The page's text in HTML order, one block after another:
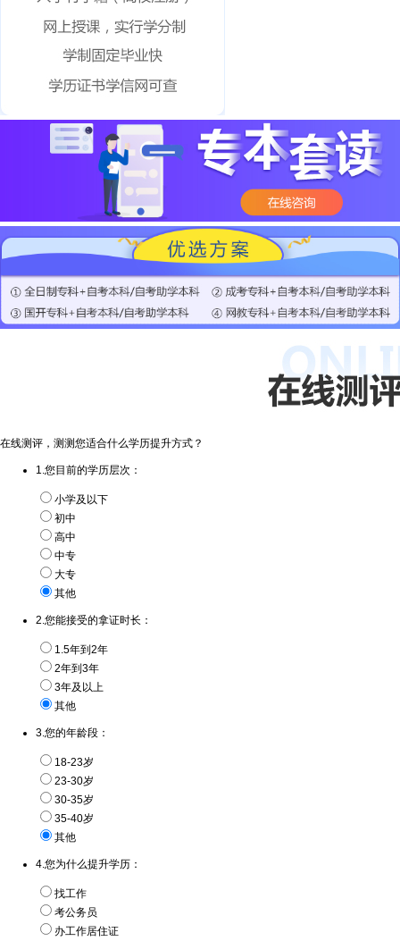
在线测评，测测您适合什么学历提升方式？
1.您目前的学历层次：
小学及以下
初中
高中
中专
大专
其他
2.您能接受的拿证时长：
1.5年到2年
2年到3年
3年及以上
其他
3.您的年龄段：
18-23岁
23-30岁
30-35岁
35-40岁
其他
4.您为什么提升学历：
找工作
考公务员
办工作居住证